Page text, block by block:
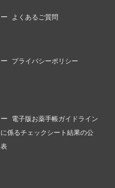
よくあるご質問
プライバシーポリシー
電子版お薬手帳ガイドライン
に係るチェックシート結果の公
表